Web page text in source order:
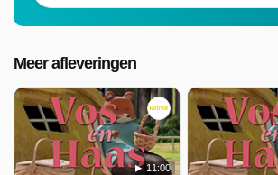
Meer afleveringen
11:00